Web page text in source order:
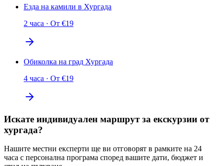
Езда на камили в Хургада
2 часа · От €19
Обиколка на град Хургада
4 часа · От €19
Искате индивидуален маршрут за екскурзии от
хургада?
Нашите местни експерти ще ви отговорят в рамките на 24
часа с персонална програма според вашите дати, бюджет и